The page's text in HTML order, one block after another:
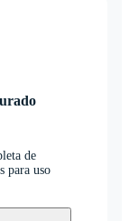
de
para uso